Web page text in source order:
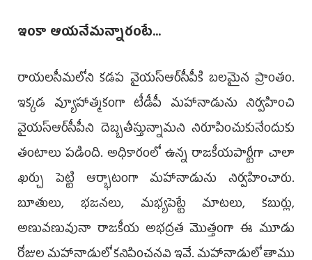
ఇంకా ఆయనేమన్నారంటే...
రాయలసీమలోని కడప వైయస్ఆర్‌సీపీకి బలమైన ప్రాంతం.
ఇక్కడ వ్యూహాత్మకంగా టీడీపీ మహానాడును నిర్వహించి
వైయస్ఆర్‌సీపీని దెబ్బతీస్తున్నామని నిరూపించుకునేందుకు
తంటాలు పడింది. అధికారంలో ఉన్న రాజకీయపార్టీగా చాలా
ఖర్చు పెట్టి ఆర్భాటంగా మహానాడును నిర్వహించారు.
బూతులు, భజనలు, మభ్యపెట్టే మాటలు, కబుర్లు,
అణువణువునా రాజకీయ అభద్రత మొత్తంగా ఈ మూడు
రోజుల మహానాడులో కనిపించనవి ఇవే. మహానాడులో తాము